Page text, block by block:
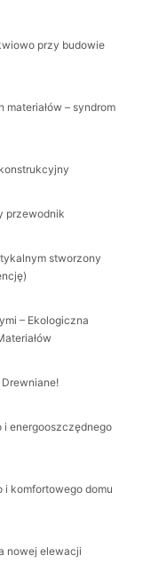
przy budowie
– syndrom
przewodnik
stworzony
– Ekologiczna
i energooszczędnego
i komfortowego domu
nowej elewacji